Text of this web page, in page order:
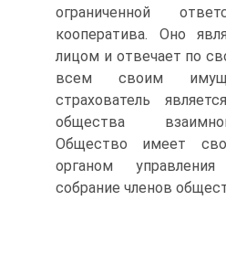
ограниченной
кооператива. Оно
лицом и отвечает по
всем своим
страхователь
общества
Общество имеет
органом
собрание членов